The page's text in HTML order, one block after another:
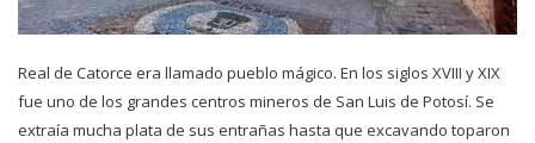
Real de Catorce era llamado pueblo mágico. En los siglos XVIII y XIX
fue uno de los grandes centros mineros de San Luis de Potosí. Se
extraía mucha plata de sus entrañas hasta que excavando toparon